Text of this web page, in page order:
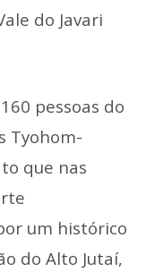
do Javari
pessoas do
Tyohom-
que nas
um histórico
do Alto Jutaí,